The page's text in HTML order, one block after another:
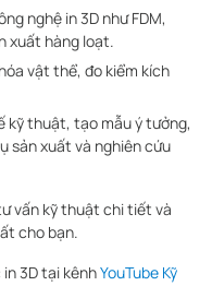
nghệ in 3D như FDM,
xuất hàng loạt.
vật thể, đo kiểm kích
kỹ thuật, tạo mẫu ý tưởng,
sản xuất và nghiên cứu
vấn kỹ thuật chi tiết và
cho bạn.
3D tại kênhYouTube Kỹ